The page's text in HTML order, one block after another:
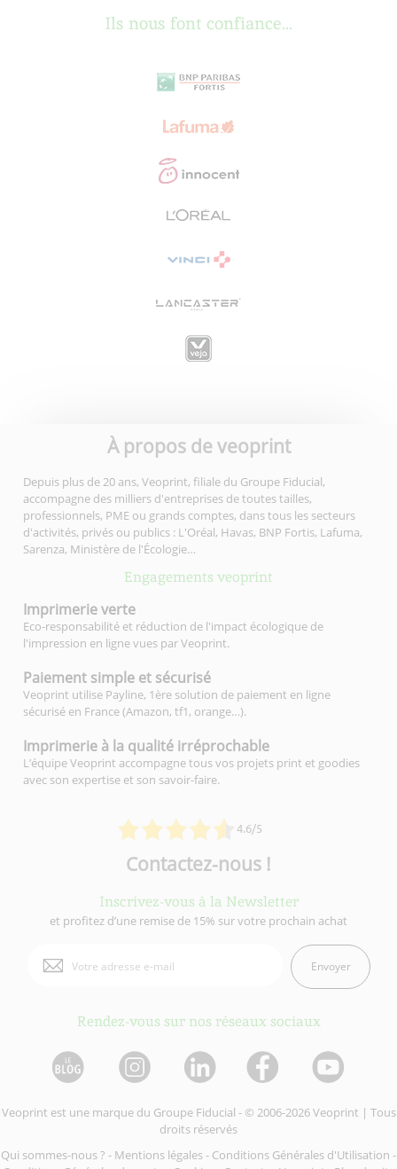
Ils nous font confiance...
À propos de veoprint
Depuis plus de 20 ans, Veoprint, filiale du Groupe Fiducial,
accompagne des milliers d'entreprises de toutes tailles,
professionnels, PME ou grands comptes, dans tous les secteurs
d'activités, privés ou publics : L'Oréal, Havas, BNP Fortis, Lafuma,
Sarenza, Ministère de l'Écologie…
Engagements veoprint
4.6/5
Imprimerieverte
Eco-responsabilité et réduction de l'impact écologique de
l'impression en ligne vues par Veoprint.
Paiement simple et sécurisé
Veoprint utilise Payline, 1ère solution de paiement en ligne
sécurisé en France (Amazon, tf1, orange…).
Imprimerie à la qualité irréprochable
L’équipe Veoprint accompagne tous vos projets print et goodies
avec son expertise et son savoir-faire.
Contactez-nous !
Inscrivez-vous à la Newsletter
et profitez d’une remise de 15% sur votre prochain achat
Envoyer
Rendez-vous sur nos réseaux sociaux
Veoprint est une marque du Groupe Fiducial - © 2006-2026 Veoprint | Tous
droits réservés
Qui sommes-nous ? - Mentions légales- Conditions Générales d'Utilisation -